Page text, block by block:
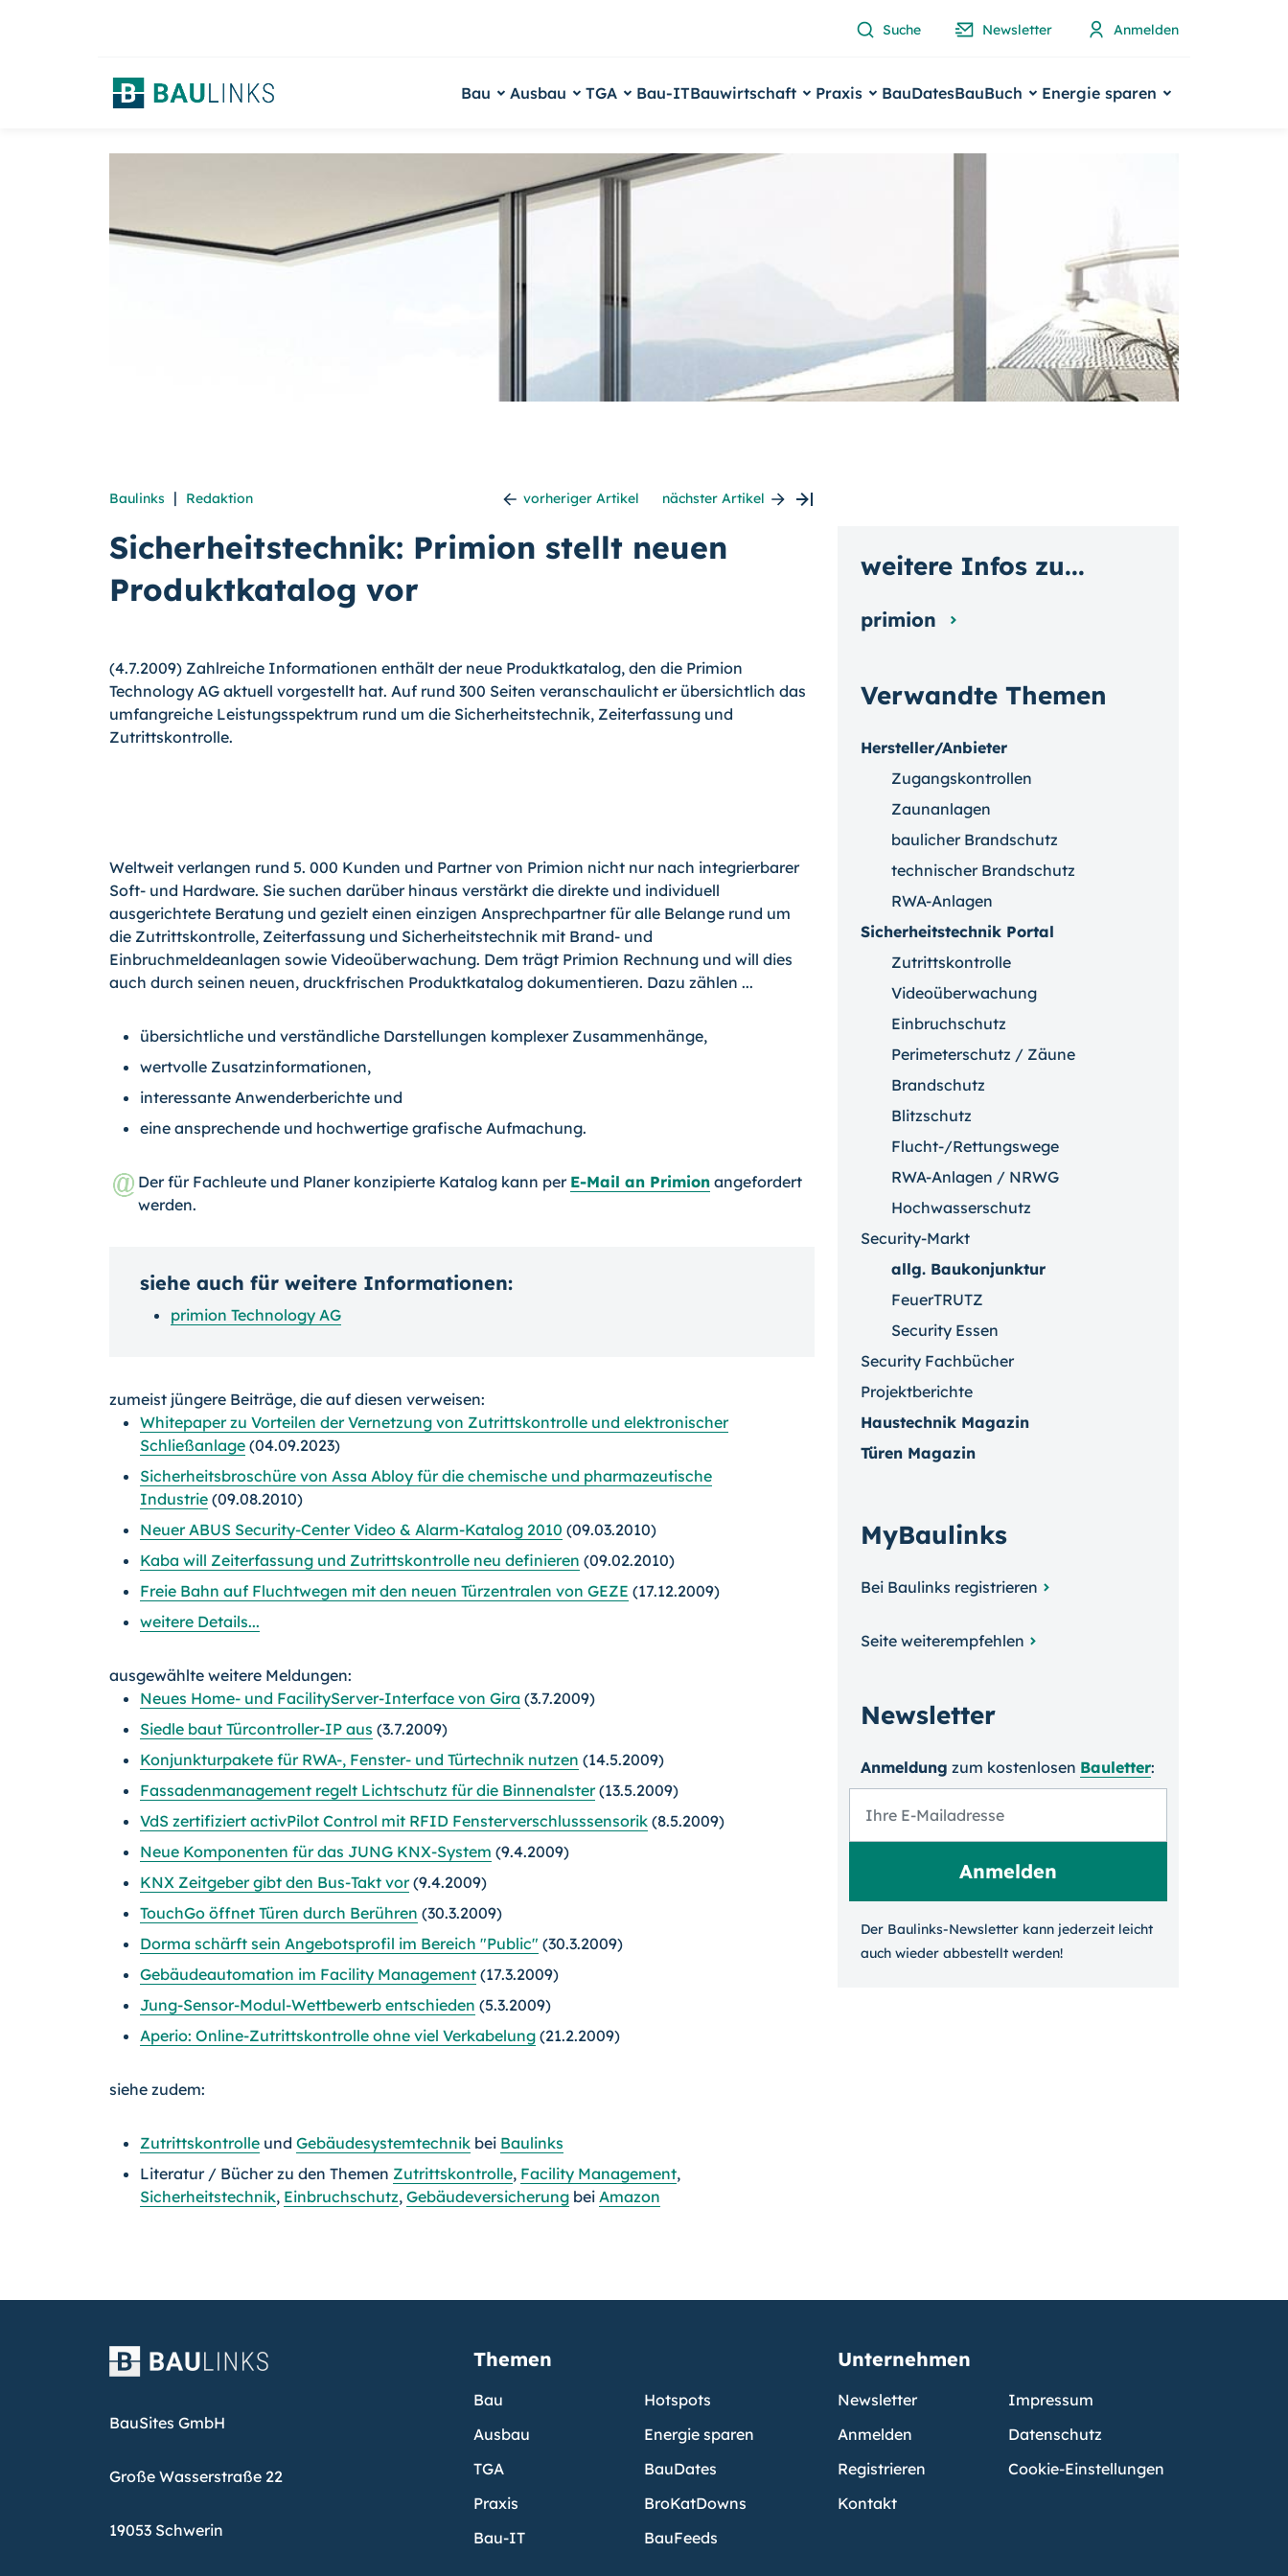
Suche Newsletter Anmelden
Bau Ausbau TGA Bau-ITBauwirtschaft Praxis BauDatesBauBuch Energie sparen
Baulinks | Redaktion vorheriger Artikel nächster Artikel
Sicherheitstechnik: Primion stellt neuen
Produktkatalog vor
(4.7.2009) Zahlreiche Informationen enthält der neue Produktkatalog, den die Primion
Technology AG aktuell vorgestellt hat. Auf rund 300 Seiten veranschaulicht er übersichtlich das
umfangreiche Leistungsspektrum rund um die Sicherheitstechnik, Zeiterfassung und
Zutrittskontrolle.
Weltweit verlangen rund 5. 000 Kunden und Partner von Primion nicht nur nach integrierbarer
Soft- und Hardware. Sie suchen darüber hinaus verstärkt die direkte und individuell
ausgerichtete Beratung und gezielt einen einzigen Ansprechpartner für alle Belange rund um
die Zutrittskontrolle, Zeiterfassung und Sicherheitstechnik mit Brand- und
Einbruchmeldeanlagen sowie Videoüberwachung. Dem trägt Primion Rechnung und will dies
auch durch seinen neuen, druckfrischen Produktkatalog dokumentieren. Dazu zählen ...
übersichtliche und verständliche Darstellungen komplexer Zusammenhänge,
wertvolle Zusatzinformationen,
interessante Anwenderberichte und
eine ansprechende und hochwertige grafische Aufmachung.
Der für Fachleute und Planer konzipierte Katalog kann per E-Mail an Primion angefordert
werden.
siehe auch für weitere Informationen:
primion Technology AG
zumeist jüngere Beiträge, die auf diesen verweisen:
Whitepaper zu Vorteilen der Vernetzung von Zutrittskontrolle und elektronischer
Schließanlage (04.09.2023)
Sicherheitsbroschüre von Assa Abloy für die chemische und pharmazeutische
Industrie (09.08.2010)
Neuer ABUS Security-Center Video & Alarm-Katalog 2010 (09.03.2010)
Kaba will Zeiterfassung und Zutrittskontrolle neu definieren (09.02.2010)
Freie Bahn auf Fluchtwegen mit den neuen Türzentralen von GEZE (17.12.2009)
weitere Details...
ausgewählte weitere Meldungen:
Neues Home- und FacilityServer-Interface von Gira (3.7.2009)
Siedle baut Türcontroller-IP aus (3.7.2009)
Konjunkturpakete für RWA-, Fenster- und Türtechnik nutzen (14.5.2009)
Fassadenmanagement regelt Lichtschutz für die Binnenalster(13.5.2009)
VdS zertifiziert activPilot Control mit RFID Fensterverschlusssensorik (8.5.2009)
Neue Komponenten für das JUNG KNX-System (9.4.2009)
KNX Zeitgeber gibt den Bus-Takt vor(9.4.2009)
TouchGo öffnet Türen durch Berühren (30.3.2009)
Dorma schärft sein Angebotsprofil im Bereich "Public" (30.3.2009)
Gebäudeautomation im Facility Management (17.3.2009)
Jung-Sensor-Modul-Wettbewerb entschieden (5.3.2009)
Aperio: Online-Zutrittskontrolle ohne viel Verkabelung (21.2.2009)
siehe zudem:
Zutrittskontrolle und Gebäudesystemtechnik bei Baulinks
Literatur / Bücher zu den Themen Zutrittskontrolle, Facility Management,
Sicherheitstechnik, Einbruchschutz, Gebäudeversicherung bei Amazon
Verwandte Themen
Hersteller/Anbieter
Zugangskontrollen
Zaunanlagen
baulicher Brandschutz
technischer Brandschutz
RWA-Anlagen
Sicherheitstechnik Portal
Zutrittskontrolle
Videoüberwachung
Einbruchschutz
Perimeterschutz / Zäune
Brandschutz
Blitzschutz
Flucht-/Rettungswege
RWA-Anlagen / NRWG
Hochwasserschutz
Security-Markt
allg. Baukonjunktur
FeuerTRUTZ
Security Essen
Security Fachbücher
Projektberichte
Haustechnik Magazin
Türen Magazin
MyBaulinks
Bei Baulinks registrieren
Seite weiterempfehlen
Newsletter
Anmeldung zum kosten­losen Bauletter:
Der Baulinks-Newsletter kann jeder­zeit leicht
auch wieder ab­bestellt werden!
weitere Infos zu...
primion
BauSites GmbH
Große Wasserstraße 22
19053 Schwerin
Themen
Bau
Ausbau
TGA
Praxis
Bau-IT
Hotspots
Energie sparen
BauDates
BroKatDowns
BauFeeds
Unternehmen
Newsletter
Anmelden
Registrieren
Kontakt
Impressum
Datenschutz
Cookie-Einstellungen